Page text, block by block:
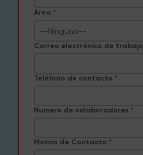
Área
--Ninguno--
Correo electrónico de trabajo
Teléfono de contacto
Numero de colaboradores
Motivo de Contacto